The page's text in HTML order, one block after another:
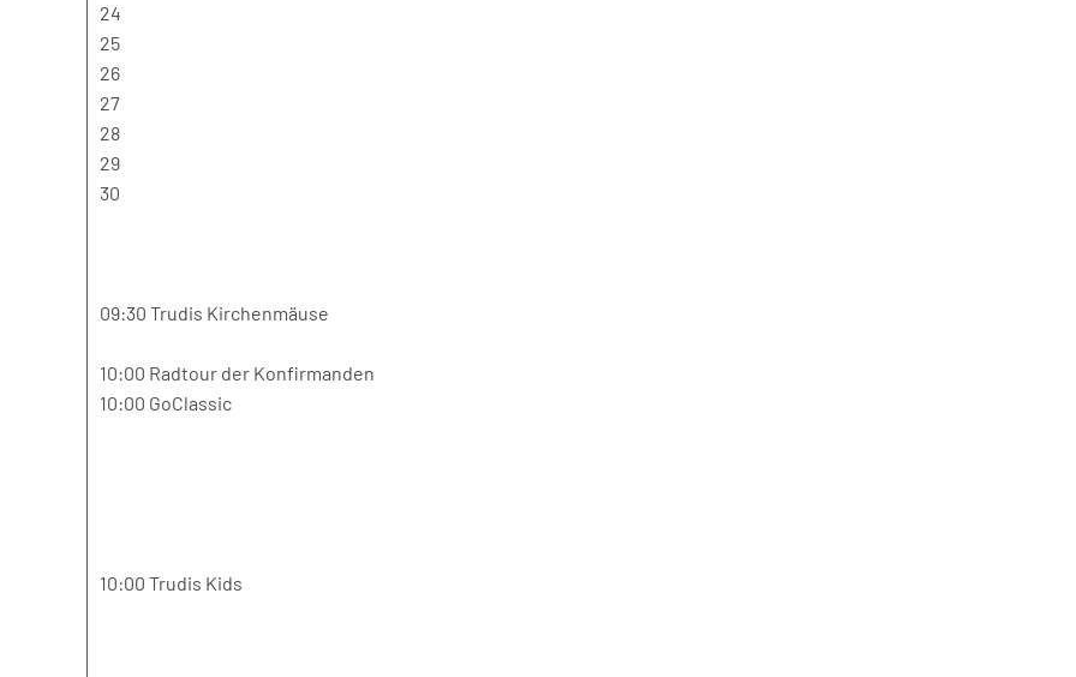
24
25
26
27
28
29
30
09:30 Trudis Kirchenmäuse
10:00 Radtour der Konfirmanden
10:00 GoClassic
10:00 Trudis Kids